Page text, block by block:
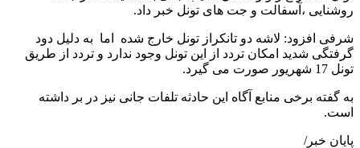
روشنایی ،آسفالت و جت های تونل خبر داد.
شرفی افزود: لاشه دو تانکراز تونل خارج شده اما به دلیل دود
گرفتگی شدید امکان تردد از این تونل وجود ندارد و تردد از طریق
تونل 17 شهریور صورت می گیرد.
به گفته برخی منابع آگاه این حادثه تلفات جانی نیز در بر داشته
است.
پایان خبر/